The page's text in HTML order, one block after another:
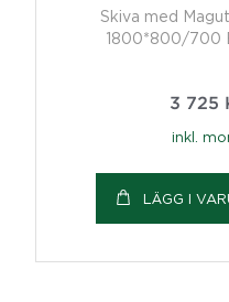
Skiva med
1800*800/700
3 725
inkl.
LÄGG I